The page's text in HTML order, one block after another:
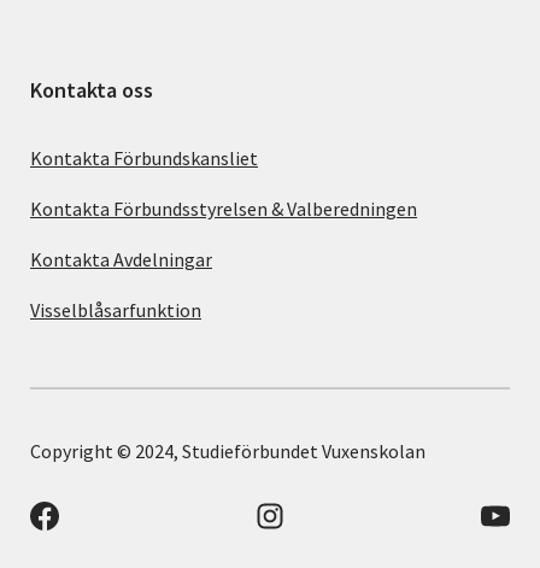
Kontakta oss
Kontakta Förbundskansliet
Kontakta Förbundsstyrelsen & Valberedningen
Kontakta Avdelningar
Visselblåsarfunktion
Copyright © 2024, Studieförbundet Vuxenskolan